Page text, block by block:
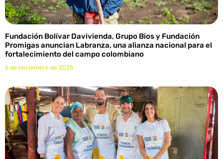
Fundación Bolívar Davivienda, Grupo Bios y Fundación
Promigas anuncian Labranza, una alianza nacional para el
fortalecimiento del campo colombiano
6 de noviembre de 2025